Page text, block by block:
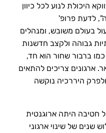
היכולת לנוע לכל כיוון
לדעת פרופ'
בעולם משובש, ומנהלים
גבוהה ולקצב חדשנות
ברבור שחור הוא חד,
ארגונים צריכים להתאים
היררכיה נוקשה
חטיבה היתה ארוגנטית
שנים של שינוי ארגוני